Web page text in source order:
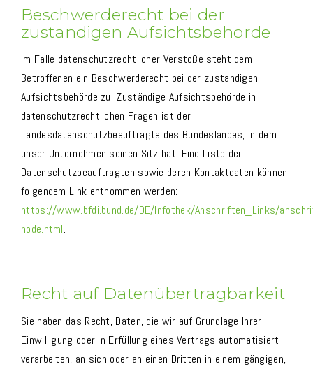
Beschwerderecht bei der
zuständigen Aufsichtsbehörde
Im Falle datenschutzrechtlicher Verstöße steht dem
Betroffenen ein Beschwerderecht bei der zuständigen
Aufsichtsbehörde zu. Zuständige Aufsichtsbehörde in
datenschutzrechtlichen Fragen ist der
Landesdatenschutzbeauftragte des Bundeslandes, in dem
unser Unternehmen seinen Sitz hat. Eine Liste der
Datenschutzbeauftragten sowie deren Kontaktdaten können
folgendem Link entnommen werden:
https://www.bfdi.bund.de/DE/Infothek/Anschriften_Links/
node.html.
Recht auf Datenübertragbarkeit
Sie haben das Recht, Daten, die wir auf Grundlage Ihrer
Einwilligung oder in Erfüllung eines Vertrags automatisiert
verarbeiten, an sich oder an einen Dritten in einem gängigen,